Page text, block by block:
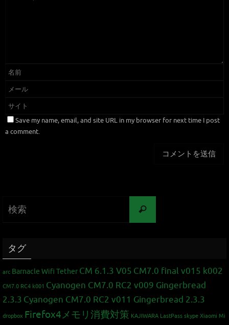
Save my name, email, and site URL in my browser for next time I post
a comment.
タグ
arc Barnacle Wifi Tether CM 6.1.3 V05 CM7.0 final v015 k002
CM7.0 RC4 k001 Cyanogen CM7.0 RC2 v009 Gingerbread
2.3.3 Cyanogen CM7.0 RC2 v011 Gingerbread 2.3.3
dropbox Firefox4メモリ消費対策 KAJIWARA LastPass skype Xiaomi Mi